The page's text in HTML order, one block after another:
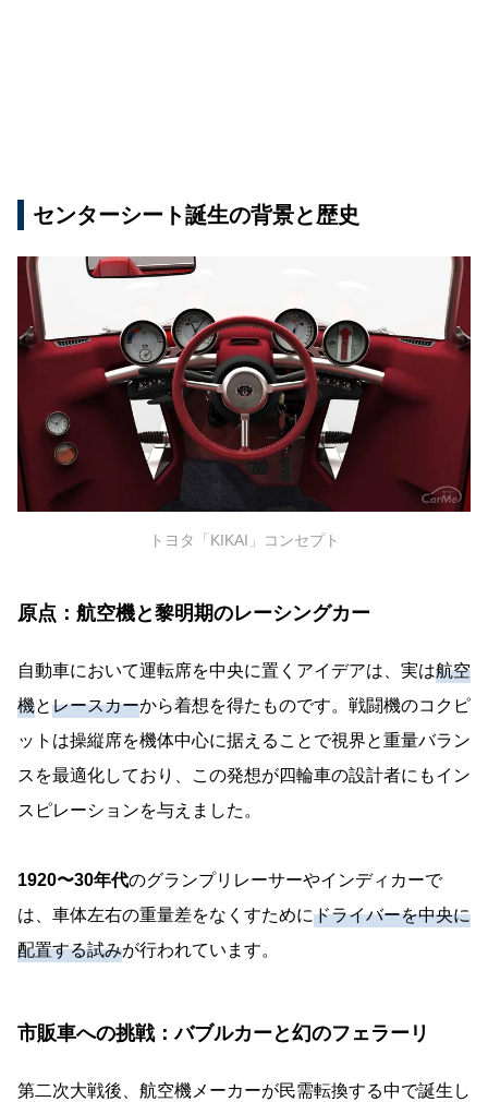
センターシート誕生の背景と歴史
トヨタ「KIKAI」コンセプト
原点：航空機と黎明期のレーシングカー
自動車において運転席を中央に置くアイデアは、実は航空
機とレースカーから着想を得たものです。戦闘機のコクピ
ットは操縦席を機体中心に据えることで視界と重量バラン
スを最適化しており、この発想が四輪車の設計者にもイン
スピレーションを与えました。
1920〜30年代のグランプリレーサーやインディカーで
は、車体左右の重量差をなくすためにドライバーを中央に
配置する試みが行われています。
市販車への挑戦：バブルカーと幻のフェラーリ
第二次大戦後、航空機メーカーが民需転換する中で誕生し